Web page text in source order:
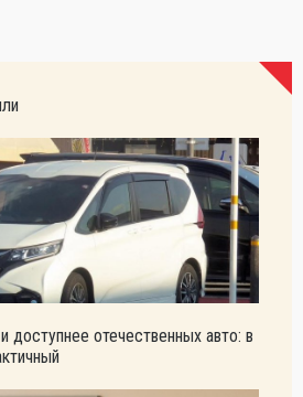
доступнее отечественных авто: в